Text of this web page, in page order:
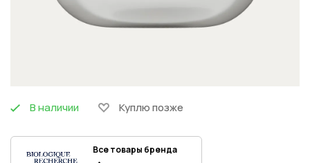
В наличии Куплю позже
Все товары бренда